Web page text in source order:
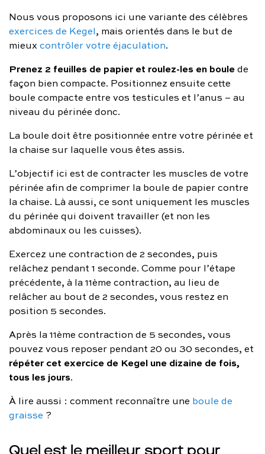
Nous vous proposons ici une variante des célèbres
exercices de Kegel, mais orientés dans le but de
mieuxcontrôler votre éjaculation.
Prenez 2 feuilles de papier et roulez-les en boulede
façon bien compacte. Positionnez ensuite cette
boule compacte entre vos testicules et l’anus – au
niveau du périnée donc.
La boule doit être positionnée entre votre périnée et
la chaise sur laquelle vous êtes assis.
L’objectif ici est de contracter les muscles de votre
périnée afin de comprimer la boule de papier contre
la chaise. Là aussi, ce sont uniquement les muscles
du périnée qui doivent travailler (et non les
abdominaux ou les cuisses).
Exercez une contraction de 2 secondes, puis
relâchez pendant 1 seconde. Comme pour l’étape
précédente, à la 11ème contraction, au lieu de
relâcher au bout de 2 secondes, vous restez en
position 5 secondes.
Après la 11ème contraction de 5 secondes, vous
pouvez vous reposer pendant 20 ou 30 secondes, et
répéter cet exercice de Kegel une dizaine de fois,
tous les jours.
À lire aussi : comment reconnaître une boule de
graisse ?